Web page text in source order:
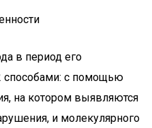
в период его
способами: с помощью
на котором выявляются
и молекулярного